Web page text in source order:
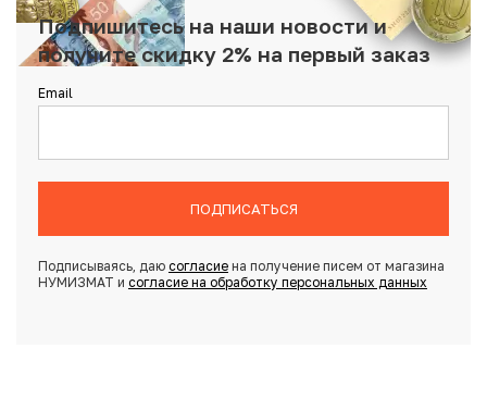
Подпишитесь на наши новости и
получите скидку 2% на первый заказ
Email
ПОДПИСАТЬСЯ
Подписываясь, даю согласиена получение писем от магазина
НУМИЗМАТ и согласие на обработку персональных данных